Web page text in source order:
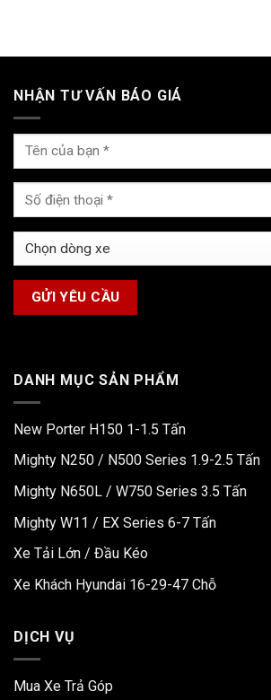
NHẬN TƯ VẤN BÁO GIÁ
DANH MỤC SẢN PHẨM
New Porter H150 1-1.5 Tấn
Mighty N250 / N500 Series 1.9-2.5 Tấn
Mighty N650L / W750 Series 3.5 Tấn
Mighty W11 / EX Series 6-7 Tấn
Xe Tải Lớn / Đầu Kéo
Xe Khách Hyundai 16-29-47 Chỗ
DỊCH VỤ
Mua Xe Trả Góp